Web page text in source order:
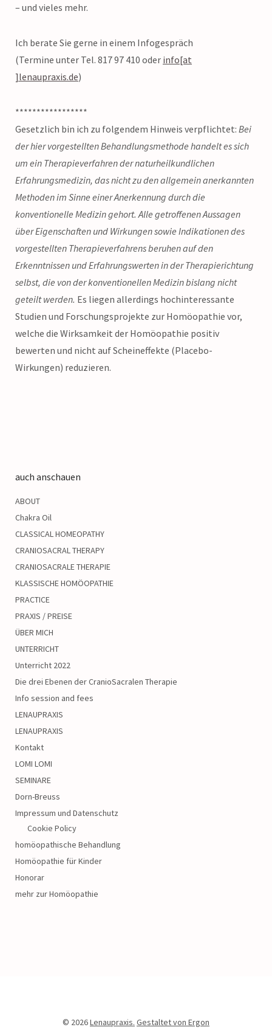
– und vieles mehr.
Ich berate Sie gerne in einem Infogespräch
(Termine unter Tel. 817 97 410 oder info[at
]lenaupraxis.de)
*****************
Gesetzlich bin ich zu folgendem Hinweis verpflichtet: Bei
der hier vorgestellten Behandlungsmethode handelt es sich
um ein Therapieverfahren der naturheilkundlichen
Erfahrungsmedizin, das nicht zu den allgemein anerkannten
Methoden im Sinne einer Anerkennung durch die
konventionelle Medizin gehort. Alle getroffenen Aussagen
über Eigenschaften und Wirkungen sowie Indikationen des
vorgestellten Therapieverfahrens beruhen auf den
Erkenntnissen und Erfahrungswerten in der Therapierichtung
selbst, die von der konventionellen Medizin bislang nicht
geteilt werden. Es liegen allerdings hochinteressante
Studien und Forschungsprojekte zur Homöopathie vor,
welche die Wirksamkeit der Homöopathie positiv
bewerten und nicht auf Scheineffekte (Placebo-
Wirkungen) reduzieren.
auch anschauen
ABOUT
Chakra Oil
CLASSICAL HOMEOPATHY
CRANIOSACRAL THERAPY
CRANIOSACRALE THERAPIE
KLASSISCHE HOMÖOPATHIE
PRACTICE
PRAXIS / PREISE
ÜBER MICH
UNTERRICHT
Unterricht 2022
Die drei Ebenen der CranioSacralen Therapie
Info session and fees
LENAUPRAXIS
LENAUPRAXIS
Kontakt
LOMI LOMI
SEMINARE
Dorn-Breuss
Impressum und Datenschutz
Cookie Policy
homöopathische Behandlung
Homöopathie für Kinder
Honorar
mehr zur Homöopathie
© 2026Lenaupraxis. Gestaltet von Ergon